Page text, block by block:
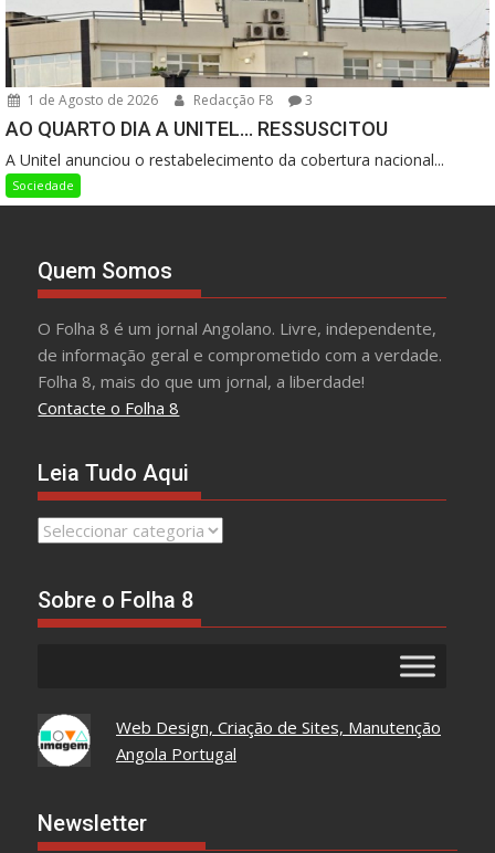
1 de Agosto de 2026 Redacção F8 3
AO QUARTO DIA A UNITEL… RESSUSCITOU
A Unitel anunciou o restabelecimento da cobertura nacional...
Sociedade
Quem Somos
O Folha 8 é um jornal Angolano. Livre, independente,
de informação geral e comprometido com a verdade.
Folha 8, mais do que um jornal, a liberdade!
Contacte o Folha 8
Leia Tudo Aqui
Leia
Sobre o Folha 8
Web Design, Criação de Sites, Manutenção
Angola Portugal
Newsletter